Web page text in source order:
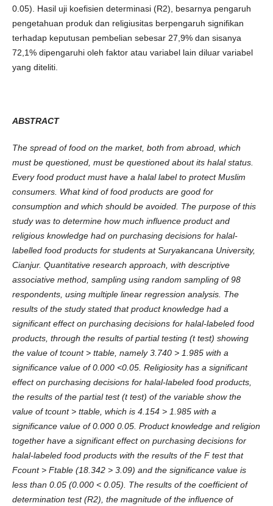
0.05). Hasil uji koefisien determinasi (R2), besarnya pengaruh
pengetahuan produk dan religiusitas berpengaruh signifikan
terhadap keputusan pembelian sebesar 27,9% dan sisanya
72,1% dipengaruhi oleh faktor atau variabel lain diluar variabel
yang diteliti.
ABSTRACT
The spread of food on the market, both from abroad, which
must be questioned, must be questioned about its halal status.
Every food product must have a halal label to protect Muslim
consumers. What kind of food products are good for
consumption and which should be avoided. The purpose of this
study was to determine how much influence product and
religious knowledge had on purchasing decisions for halal-
labelled food products for students at Suryakancana University,
Cianjur. Quantitative research approach, with descriptive
associative method, sampling using random sampling of 98
respondents, using multiple linear regression analysis. The
results of the study stated that product knowledge had a
significant effect on purchasing decisions for halal-labeled food
products, through the results of partial testing (t test) showing
the value of tcount > ttable, namely 3.740 > 1.985 with a
significance value of 0.000 <0.05. Religiosity has a significant
effect on purchasing decisions for halal-labeled food products,
the results of the partial test (t test) of the variable show the
value of tcount > ttable, which is 4.154 > 1.985 with a
significance value of 0.000 0.05. Product knowledge and religion
together have a significant effect on purchasing decisions for
halal-labeled food products with the results of the F test that
Fcount > Ftable (18.342 > 3.09) and the significance value is
less than 0.05 (0.000 < 0.05). The results of the coefficient of
determination test (R2), the magnitude of the influence of